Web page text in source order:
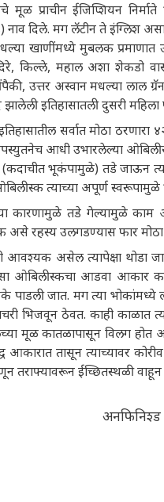
मूळ प्राचीन ईजिप्शियन
दिले. मग लॅटीन ते इंग्लिश
खाणींमध्ये मुबलक प्रमाणात
किल्ले, महाल अशा शेकडो
उत्तर अस्वान मधल्या लाल
इतिहासातली दुसरी
सर्वात मोठा
आधी उभारलेल्या
(कदाचीत भूकंपामुळे) तडे जाऊन
त्याच्या अपूर्ण
तडे गेल्यामुळे काम
रहस्य उलगडण्यास फार मोठा
असेल त्यापेक्षा थोडा
ओबिलीस्कचा आडवा आकार
जात. मग त्या भोकांमध्ये
भिजवून ठेवत. काही काळात
मूळ कातळापासून विलग होत
आकारात तासून त्याच्यावर
तराफ्यावरून ईच्छितस्थळी
अनफिनिश्ड